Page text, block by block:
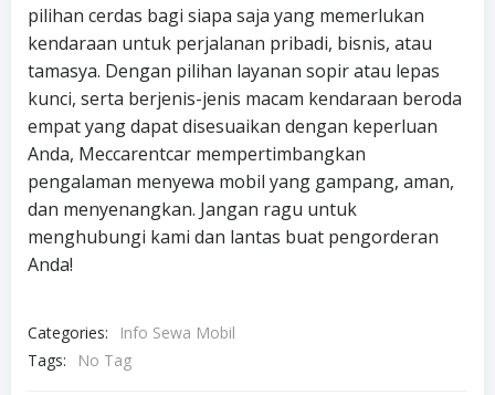
pilihan cerdas bagi siapa saja yang memerlukan
kendaraan untuk perjalanan pribadi, bisnis, atau
tamasya. Dengan pilihan layanan sopir atau lepas
kunci, serta berjenis-jenis macam kendaraan beroda
empat yang dapat disesuaikan dengan keperluan
Anda, Meccarentcar mempertimbangkan
pengalaman menyewa mobil yang gampang, aman,
dan menyenangkan. Jangan ragu untuk
menghubungi kami dan lantas buat pengorderan
Anda!
Categories:
Info Sewa Mobil
Tags:
No Tag